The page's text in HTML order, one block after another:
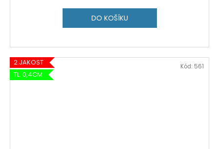
DO KOŠÍKU
2.JAKOST
TL. 0,4CM
Kód: 561